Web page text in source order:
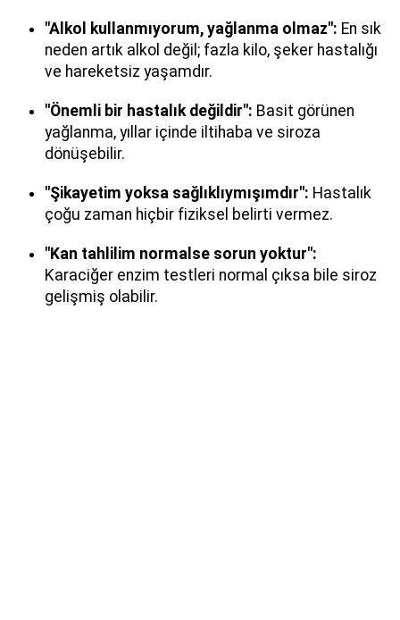
"Alkol kullanmıyorum, yağlanma olmaz": En sık
neden artık alkol değil; fazla kilo, şeker hastalığı
ve hareketsiz yaşamdır.
"Önemli bir hastalık değildir": Basit görünen
yağlanma, yıllar içinde iltihaba ve siroza
dönüşebilir.
"Şikayetim yoksa sağlıklıymışımdır": Hastalık
çoğu zaman hiçbir fiziksel belirti vermez.
"Kan tahlilim normalse sorun yoktur":
Karaciğer enzim testleri normal çıksa bile siroz
gelişmiş olabilir.